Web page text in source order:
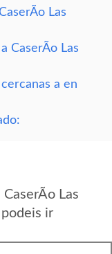
Las
CaserÃ­o Las
a en
Las
ir